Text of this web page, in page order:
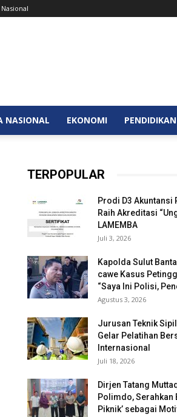
Nasional
NASIONAL EKONOMI PENDIDIKAN
TERPOPULAR
Prodi D3 Akuntansi
Raih Akreditasi
LAMEMBA
Juli 3, 2026
Kapolda Sulut
cawe Kasus
“Saya Ini Polisi,
Agustus 3, 2026
Jurusan Teknik
Gelar Pelatihan
Internasional
Juli 18, 2026
Dirjen Tatang
Polimdo, Serahkan
Piknik’ sebagai